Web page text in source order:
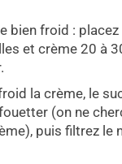
bien froid : placez
et crème 20 à
la crème, le
(on ne
puis filtrez le